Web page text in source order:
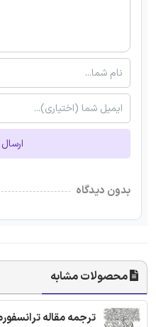
بدون دیدگاه
محصولات مشابه
ترجمه مقاله